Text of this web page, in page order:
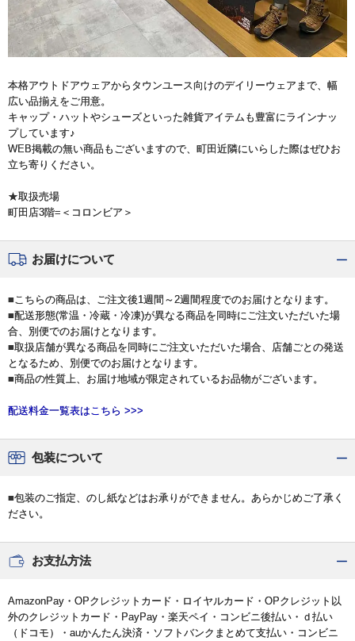
本格アウトドアウェアからタウンユース向けのデイリーウェアまで、幅
広い品揃えをご用意。
キャップ・ハットやシューズといった雑貨アイテムも豊富にラインナッ
プしています♪
WEB掲載の無い商品もございますので、町田近隣にいらした際はぜひお
立ち寄りください。
★取扱売場
町田店3階=＜コロンビア＞
お届けについて
■こちらの商品は、ご注文後1週間～2週間程度でのお届けとなります。
■配送形態(常温・冷蔵・冷凍)が異なる商品を同時にご注文いただいた場
合、別便でのお届けとなります。
■取扱店舗が異なる商品を同時にご注文いただいた場合、店舗ごとの発送
となるため、別便でのお届けとなります。
■商品の性質上、お届け地域が限定されているお品物がございます。
配送料金一覧表はこちら >>>
包装について
■包装のご指定、のし紙などはお承りができません。あらかじめご了承く
ださい。
お支払方法
AmazonPay・OPクレジットカード・ロイヤルカード・OPクレジット以
外のクレジットカード・PayPay・楽天ペイ・コンビニ後払い・ｄ払い
（ドコモ）・auかんたん決済・ソフトバンクまとめて支払い・コンビニ